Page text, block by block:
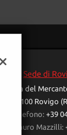
Sede di
Via del
45100 Rovigo
Telefono: +39
Mauro Mazzilli: